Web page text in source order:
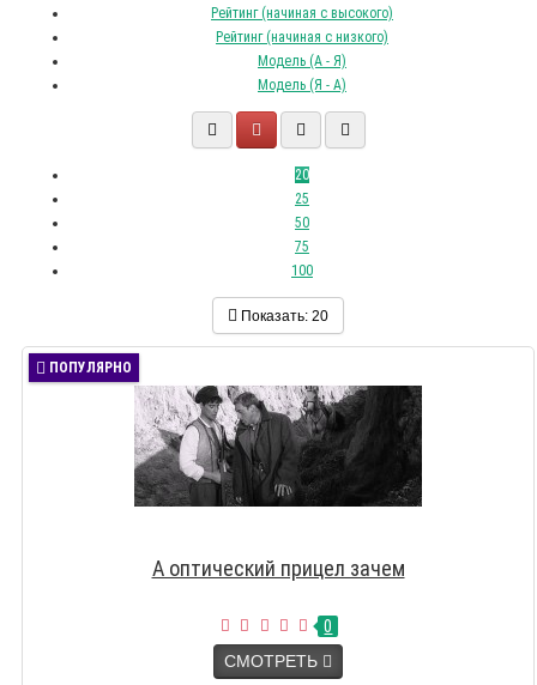
Рейтинг (начиная с высокого)
Рейтинг (начиная с низкого)
Модель (А - Я)
Модель (Я - А)
20
25
50
75
100
Показать: 20
ПОПУЛЯРНО
А оптический прицел зачем
0
СМОТРЕТЬ